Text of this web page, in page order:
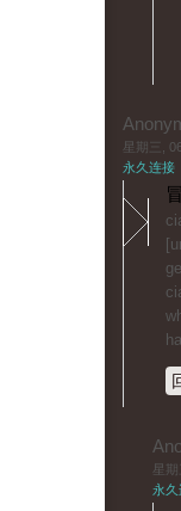
星期三,
永久连接
星
永久